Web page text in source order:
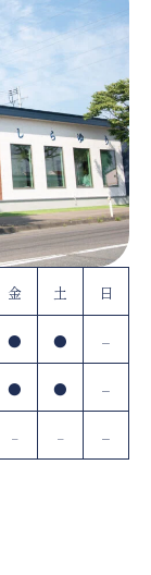
金 土 日
● ● –
● ● –
– – –